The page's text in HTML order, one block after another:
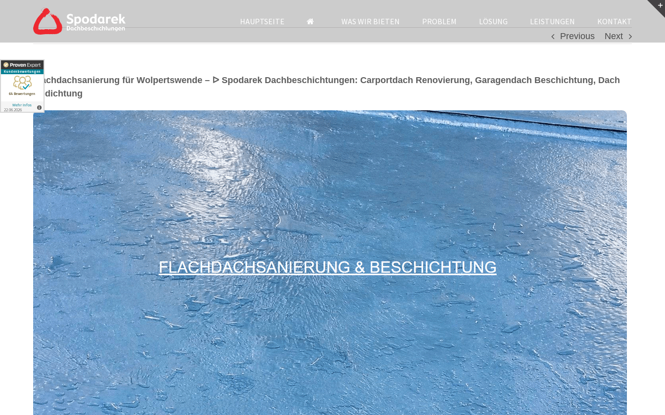
HAUPTSEITE WAS WIR BIETEN PROBLEM LÖSUNG LEISTUNGEN
KONTAKT
Previous
Next
Flachdachsanierung für Wolpertswende – ᐅ Spodarek Dachbeschichtungen: Carportdach Renovierung, Garagendach Beschichtung, Dach
Abdichtung